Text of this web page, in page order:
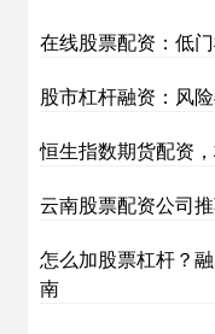
在线股票配资：低
股市杠杆融资：风
恒生指数期货配资
云南股票配资公司
怎么加股票杠杆？
南